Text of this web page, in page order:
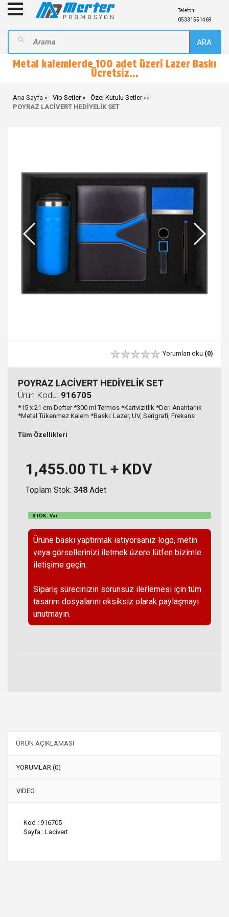
Telefon:
05331551469
ARA
Metal kalemlerde 100 adet üzeri Lazer Baskı
Ücretsiz...
Ana Sayfa Vip Setler »
Özel Kutulu Setler
POYRAZ LACİVERT HEDİYELİK SET
Yorumları oku (0)
POYRAZ LACİVERT HEDİYELİK SET
Ürün Kodu: 916705
*15 x 21 cm Defter *300 ml Termos *Kartvizitlik *Deri Anahtarlık
*Metal Tükenmez Kalem *Baskı: Lazer, UV, Serigrafi, Frekans
Tüm Özellikleri
1,455.00 TL + KDV
Toplam Stok: 348 Adet
STOK : Var
Ürüne baskı yaptırmak istiyorsanız logo, metin
veya görsellerinizi iletmek üzere lütfen bizimle
iletişime geçin.
Sipariş sürecinizin sorunsuz ilerlemesi için tüm
tasarım dosyalarını eksiksiz olarak paylaşmayı
unutmayın.
ÜRÜN AÇIKLAMASI
YORUMLAR (0)
VIDEO
Kod : 916705
Sayfa : Lacivert